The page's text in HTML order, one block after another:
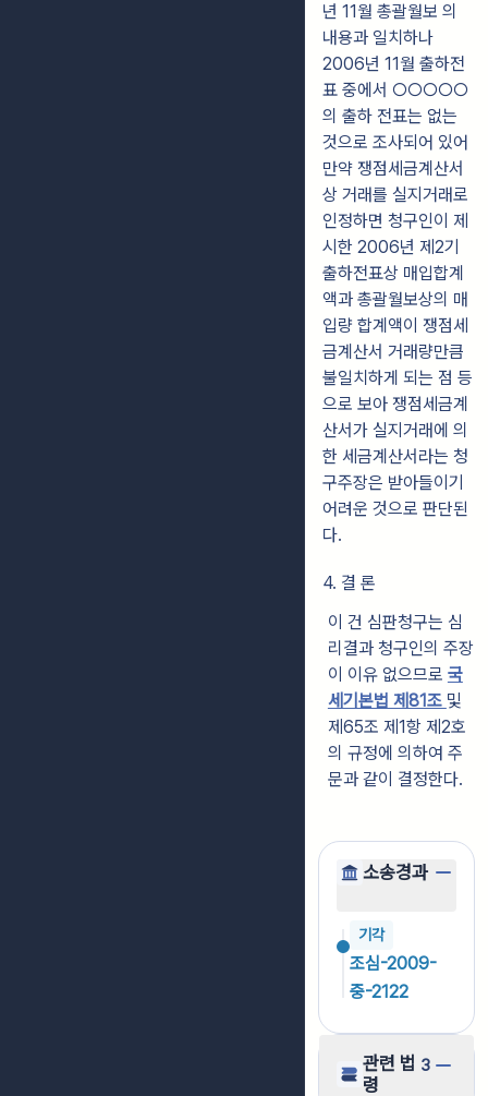
년 11월 총괄월보 의
내용과 일치하나
2006년 11월 출하전
표 중에서 ○○○○○
의 출하 전표는 없는
것으로 조사되어 있어
만약 쟁점세금계산서
상 거래를 실지거래로
인정하면 청구인이 제
시한 2006년 제2기
출하전표상 매입합계
액과 총괄월보상의 매
입량 합계액이 쟁점세
금계산서 거래량만큼
불일치하게 되는 점 등
으로 보아 쟁점세금계
산서가 실지거래에 의
한 세금계산서라는 청
구주장은 받아들이기
어려운 것으로 판단된
다.
4. 결 론
이 건 심판청구는 심
리결과 청구인의 주장
이 이유 없으므로 국
세기본법 제81조 및
제65조 제1항 제2호
의 규정에 의하여 주
문과 같이 결정한다.
소송경과
기각
조심-2009-
중-2122
관련 법
령
3